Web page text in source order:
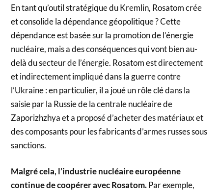
En tant qu’outil stratégique du Kremlin, Rosatom crée
et consolide la dépendance géopolitique ? Cette
dépendance est basée sur la promotion de l’énergie
nucléaire, mais a des conséquences qui vont bien au-
delà du secteur de l’énergie. Rosatom est directement
et indirectement impliqué dans la guerre contre
l’Ukraine : en particulier, il a joué un rôle clé dans la
saisie par la Russie de la centrale nucléaire de
Zaporizhzhya et a proposé d’acheter des matériaux et
des composants pour les fabricants d’armes russes sous
sanctions.
Malgré cela, l’industrie nucléaire européenne
continue de coopérer avec Rosatom.Par exemple,